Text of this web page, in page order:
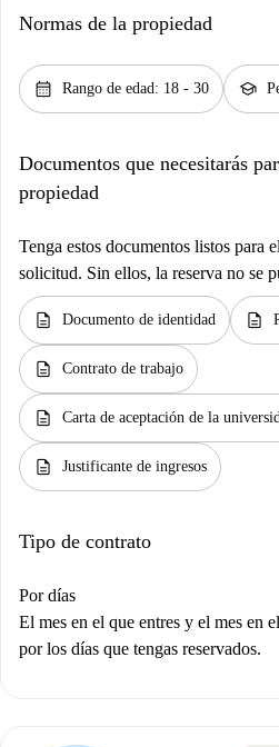
Normas de la propiedad
calendar_month Rango de edad: 18 - 30 school
Documentos que necesitarás
propiedad
Tenga estos documentos listos para
solicitud. Sin ellos, la reserva no se
description Documento de identidad description
description Contrato de trabajo
description Carta de aceptación de la
description Justificante de ingresos
Tipo de contrato
Por días
El mes en el que entres y el mes en
por los días que tengas reservados.